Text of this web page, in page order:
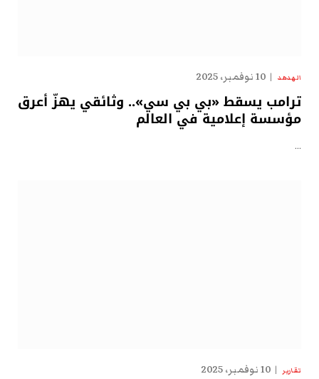
الهدهد 10 نوفمبر، 2025
ترامب يسقط «بي بي سي».. وثائقي يهزّ أعرق
مؤسسة إعلامية في العالم
…
تقارير 10 نوفمبر، 2025